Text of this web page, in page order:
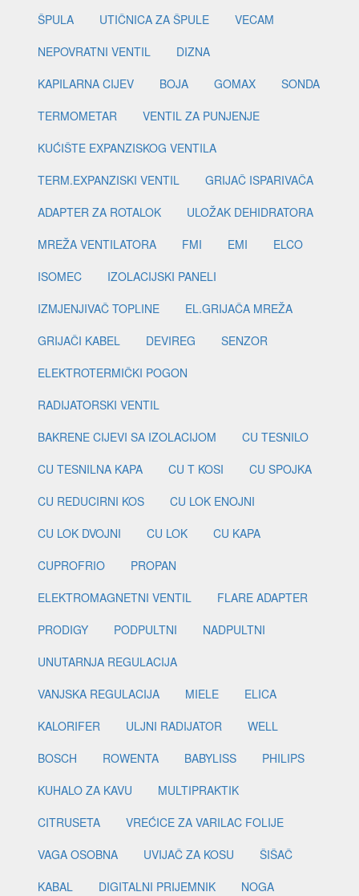
ŠPULA UTIČNICA ZA ŠPULE
VECAM
NEPOVRATNI VENTIL
DIZNA
KAPILARNA CIJEV
BOJA GOMAX
SONDA
TERMOMETAR
VENTIL ZA PUNJENJE
KUĆIŠTE EXPANZISKOG VENTILA
TERM.EXPANZISKI VENTIL
GRIJAČ ISPARIVAČA
ADAPTER ZA ROTALOK
ULOŽAK DEHIDRATORA
MREŽA VENTILATORA
FMI EMI
ELCO
ISOMEC
IZOLACIJSKI PANELI
IZMJENJIVAČ TOPLINE
EL.GRIJAČA MREŽA
GRIJAČI KABEL
DEVIREG
SENZOR
ELEKTROTERMIČKI POGON
RADIJATORSKI VENTIL
BAKRENE CIJEVI SA IZOLACIJOM
CU TESNILO
CU TESNILNA KAPA
CU T KOSI
CU SPOJKA
CU REDUCIRNI KOS
CU LOK ENOJNI
CU LOK DVOJNI
CU LOK
CU KAPA
CUPROFRIO
PROPAN
ELEKTROMAGNETNI VENTIL
FLARE ADAPTER
PRODIGY
PODPULTNI
NADPULTNI
UNUTARNJA REGULACIJA
VANJSKA REGULACIJA
MIELE
ELICA
KALORIFER
ULJNI RADIJATOR
WELL
BOSCH
ROWENTA BABYLISS
PHILIPS
KUHALO ZA KAVU
MULTIPRAKTIK
CITRUSETA
VREĆICE ZA VARILAC FOLIJE
VAGA OSOBNA
UVIJAČ ZA KOSU
ŠIŠAČ
KABAL
DIGITALNI PRIJEMNIK
NOGA